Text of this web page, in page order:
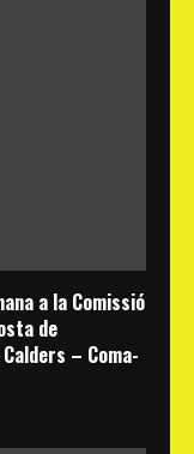
a la Comissió
de
– Coma-